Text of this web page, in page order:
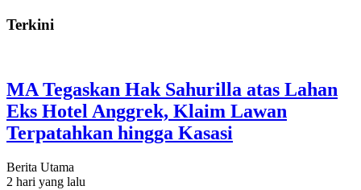
Terkini
MA Tegaskan Hak Sahurilla atas Lahan
Eks Hotel Anggrek, Klaim Lawan
Terpatahkan hingga Kasasi
Berita Utama
2 hari yang lalu